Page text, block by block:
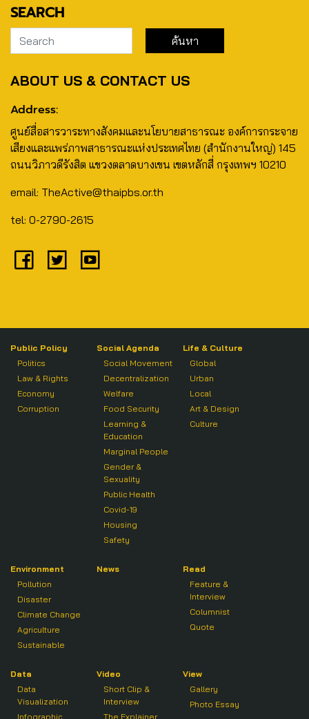
SEARCH
ABOUT US & CONTACT US
Address:
ศูนย์สื่อสารวาระทางสังคมและนโยบายสาธารณะ องค์การกระจาย
เสียงและแพร่ภาพสาธารณะแห่งประเทศไทย (สำนักงานใหญ่) 145
ถนนวิภาวดีรังสิต แขวงตลาดบางเขน เขตหลักสี่ กรุงเทพฯ 10210
email: TheActive@thaipbs.or.th
tel: 0-2790-2615
Public Policy
Politics
Law & Rights
Economy
Corruption
Social Agenda
Social Movement
Decentralization
Welfare
Food Security
Learning &
Education
Marginal People
Gender &
Sexuality
Public Health
Covid-19
Housing
Safety
Life & Culture
Global
Urban
Local
Art & Design
Culture
Environment
Pollution
Disaster
Climate Change
Agriculture
Sustainable
News
Read
Feature &
Interview
Columnist
Quote
Data
Data
Visualization
Infographic
Video
Short Clip &
Interview
The Explainer
View
Gallery
Photo Essay